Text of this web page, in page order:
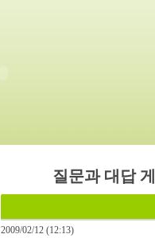
질문과 대답
2009/02/12 (12:13)